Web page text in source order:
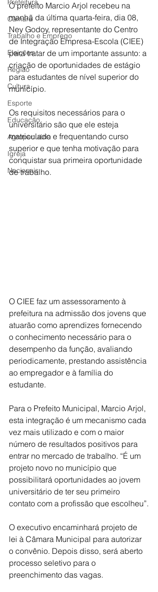
Prefeitura
Câmara
Trabalho e Emprego
Eleições
Região
Cultura
Esporte
Educação
Agropecuária
Igreja
Nacionais
O prefeito Marcio Arjol recebeu na
manhã da última quarta-feira, dia 08,
Ney Godoy, representante do Centro
de Integração Empresa-Escola (CIEE)
para tratar de um importante assunto: a
criação de oportunidades de estágio
para estudantes de nível superior do
município.
Os requisitos necessários para o
universitário são que ele esteja
matriculado e frequentando curso
superior e que tenha motivação para
conquistar sua primeira oportunidade
de trabalho.
O CIEE faz um assessoramento à
prefeitura na admissão dos jovens que
atuarão como aprendizes fornecendo
o conhecimento necessário para o
desempenho da função, avaliando
periodicamente, prestando assistência
ao empregador e à família do
estudante.
Para o Prefeito Municipal, Marcio Arjol,
esta integração é um mecanismo cada
vez mais utilizado e com o maior
número de resultados positivos para
entrar no mercado de trabalho. “É um
projeto novo no município que
possibilitará oportunidades ao jovem
universitário de ter seu primeiro
contato com a profissão que escolheu”.
O executivo encaminhará projeto de
lei à Câmara Municipal para autorizar
o convênio. Depois disso, será aberto
processo seletivo para o
preenchimento das vagas.